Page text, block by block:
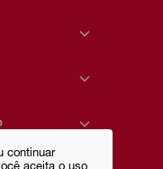
continuar